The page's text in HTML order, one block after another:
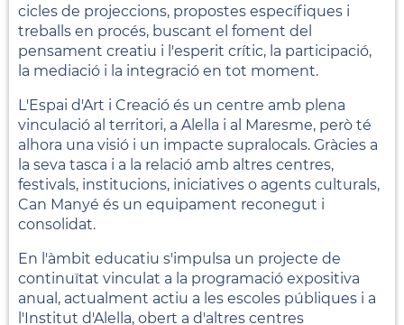
cicles de projeccions, propostes específiques i
treballs en procés, buscant el foment del
pensament creatiu i l'esperit crític, la participació,
la mediació i la integració en tot moment.
L'Espai d'Art i Creació és un centre amb plena
vinculació al territori, a Alella i al Maresme, però té
alhora una visió i un impacte supralocals. Gràcies a
la seva tasca i a la relació amb altres centres,
festivals, institucions, iniciatives o agents culturals,
Can Manyé és un equipament reconegut i
consolidat.
En l'àmbit educatiu s'impulsa un projecte de
continuïtat vinculat a la programació expositiva
anual, actualment actiu a les escoles públiques i a
l'Institut d'Alella, obert a d'altres centres